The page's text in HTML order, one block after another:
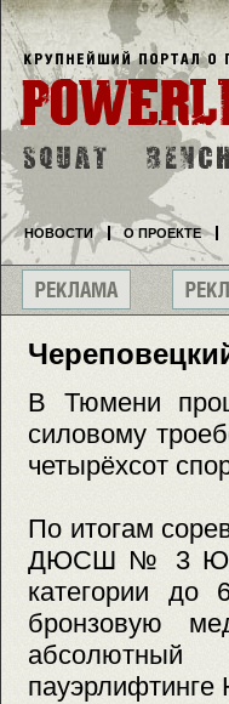
В Тюмени
силовому
четырёхсот
По итогам
ДЮСШ № 3
категории до
бронзовую
пауэрлифтинге
НОВОСТИ О ПРОЕКТЕ